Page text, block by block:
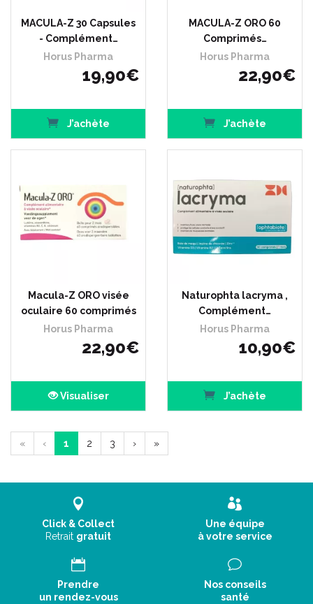
MACULA-Z 30 Capsules
- Complément…
Horus Pharma
19,90€
J’achète
MACULA-Z ORO 60
Comprimés…
Horus Pharma
22,90€
J’achète
Macula-Z ORO visée
oculaire 60 comprimés
Horus Pharma
22,90€
Visualiser
Naturophta lacryma ,
Complément…
Horus Pharma
10,90€
J’achète
« ‹ 1 2 3 › »
Click & Collect
Retrait gratuit
Une équipe
à votre service
Prendre
un rendez-vous
Nos conseils
santé